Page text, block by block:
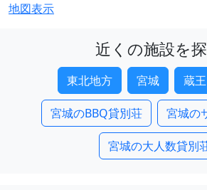
地図表示
近くの施設を
東北地方 宮城 蔵
宮城のBBQ貸別荘 宮城の
宮城の大人数貸別